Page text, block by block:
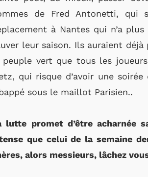
de Fred Antonetti, qui
à Nantes qui n’a
leur saison. Ils auraient
peuple vert que tous les
qui risque d’avoir une
sous le maillot Parisien..
lutte promet d’être acharnée
que celui de la semaine
alors messieurs, lâchez